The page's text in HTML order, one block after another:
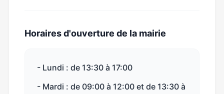
Horaires d'ouverture de la mairie
- Lundi : de 13:30 à 17:00
- Mardi : de 09:00 à 12:00 et de 13:30 à